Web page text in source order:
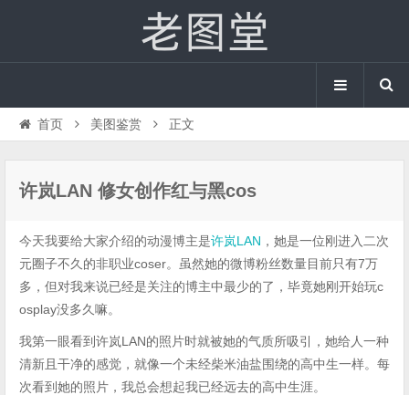
首页 美图鉴赏 正文
许岚LAN 修女创作红与黑cos
今天我要给大家介绍的动漫博主是许岚LAN ，她是一位刚进入二次
元圈子不久的非职业coser。虽然她的微博粉丝数量目前只有7万
多，但对我来说已经是关注的博主中最少的了，毕竟她刚开始玩c
osplay没多久嘛。
我第一眼看到许岚LAN的照片时就被她的气质所吸引，她给人一种
清新且干净的感觉，就像一个未经柴米油盐围绕的高中生一样。每
次看到她的照片，我总会想起我已经远去的高中生涯。